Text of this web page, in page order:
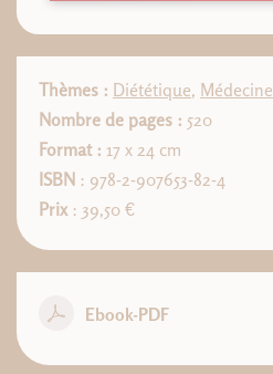
Thèmes : Diététique, Médecine
Nombre de pages : 520
Format : 17 x 24 cm
ISBN : 978-2-907653-82-4
Prix : 39,50 €
Ebook-PDF